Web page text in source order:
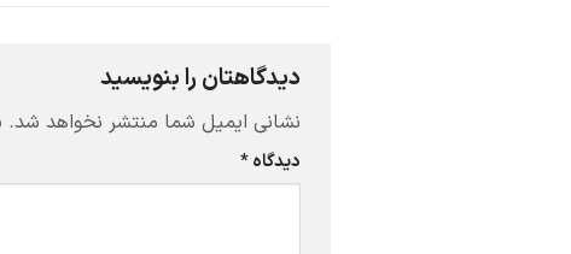
دیدگاهتان را بنویسید
نشانی ایمیل شما منتشر نخواهد شد.
دیدگاه*